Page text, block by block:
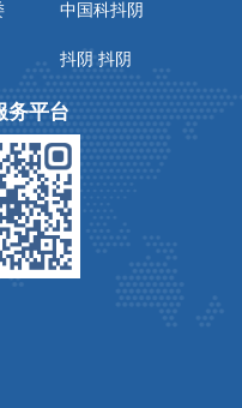
中国科抖阴
抖阴 抖阴
务平台